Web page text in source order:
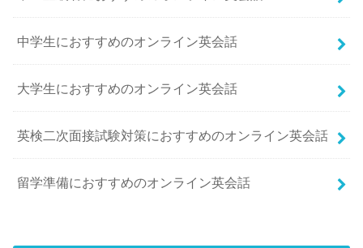
中学生におすすめのオンライン英会話
大学生におすすめのオンライン英会話
英検二次面接試験対策におすすめのオンライン英会話
留学準備におすすめのオンライン英会話